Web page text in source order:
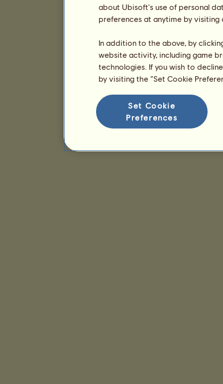
about Ubisoft's use of personal
preferences at anytime by
In addition to the above, by
website activity, including game
technologies. If you wish to
by visiting the “Set Cookie
Set Cookie
Preferences